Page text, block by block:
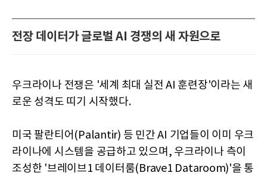
전장 데이터가 글로벌 AI 경쟁의 새 자원으로
우크라이나 전쟁은 '세계 최대 실전 AI 훈련장'이라는 새
로운 성격도 띠기 시작했다.
미국 팔란티어(Palantir) 등 민간 AI 기업들이 이미 우크
라이나에 시스템을 공급하고 있으며, 우크라이나 측이
조성한 '브레이브1 데이터룸(Brave1 Dataroom)'을 통